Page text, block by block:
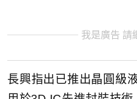
我是廣告 請
長興指出已推出晶圓級